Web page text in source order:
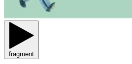
fragment